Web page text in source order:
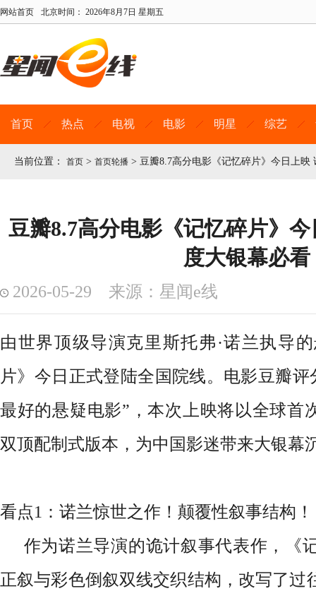
网站首页 北京时间： 2026年8月7日 星期五
首页 热点 电视 电影 明星 综艺
当前位置： 首页 > 首页轮播 > 豆瓣8.7高分电影《记忆碎片》今日上映
豆瓣8.7高分电影《记忆碎片》
度大银幕必看
2026-05-29 来源：星闻e线
由世界顶级导演克里斯托弗·诺兰执导
片》今日正式登陆全国院线。电影豆瓣评
最好的悬疑电影”，本次上映将以全球首
双顶配制式版本，为中国影迷带来大银幕
看点1：诺兰惊世之作！颠覆性叙事结构！
作为诺兰导演的诡计叙事代表作，《
正叙与彩色倒叙双线交织结构，改写了过